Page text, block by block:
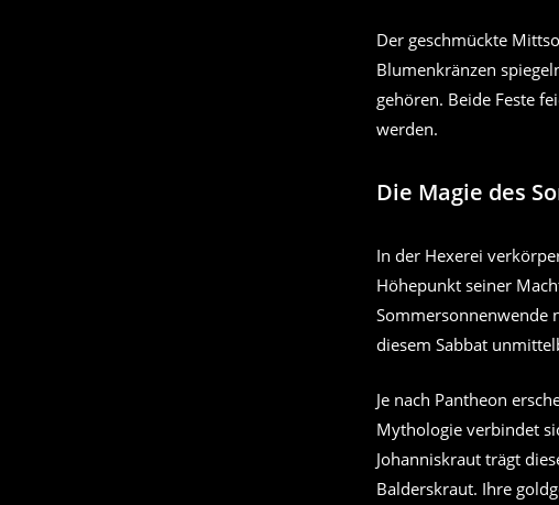
Der geschmückte
Blumenkränzen
gehören. Beide Feste
werden.
Die Magie des
In der Hexerei
Höhepunkt seiner
Sommersonnenwende
diesem Sabbat
Je nach Pantheon
Mythologie verbindet
Johanniskraut trägt
Balderskraut. Ihre